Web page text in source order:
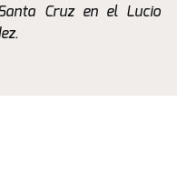
Cruz en el Lucio